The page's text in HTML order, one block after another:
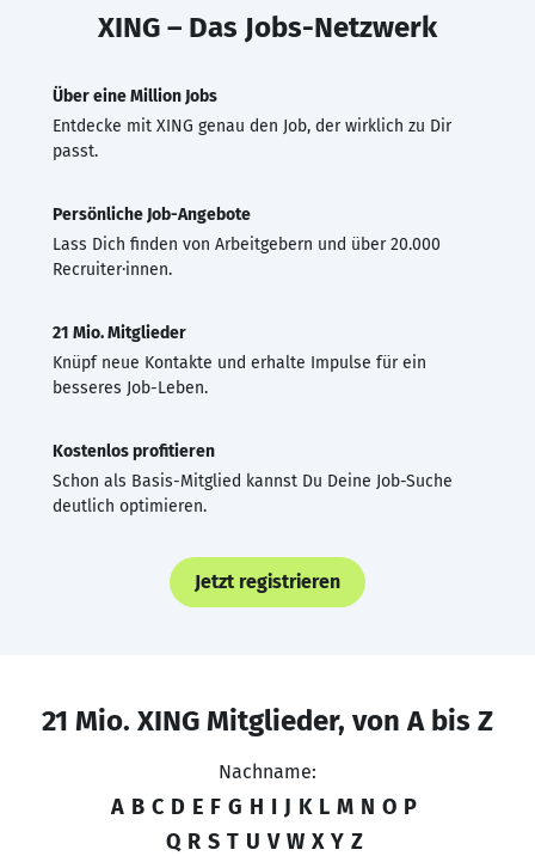
XING – Das Jobs-Netzwerk
Über eine Million Jobs
Entdecke mit XING genau den Job, der wirklich zu Dir
passt.
Persönliche Job-Angebote
Lass Dich finden von Arbeitgebern und über 20.000
Recruiter·innen.
21 Mio. Mitglieder
Knüpf neue Kontakte und erhalte Impulse für ein
besseres Job-Leben.
Kostenlos profitieren
Schon als Basis-Mitglied kannst Du Deine Job-Suche
deutlich optimieren.
Jetzt registrieren
21 Mio. XING Mitglieder, von A bis Z
Nachname:
A B C D E F G H I J K L M N O P
Q R S T U V W X Y Z